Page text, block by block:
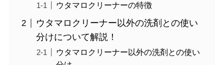
ウタマロクリーナーの特徴
ウタマロクリーナー以外の洗剤との使い
分けについて解説！
ウタマロクリーナー以外の洗剤との使い